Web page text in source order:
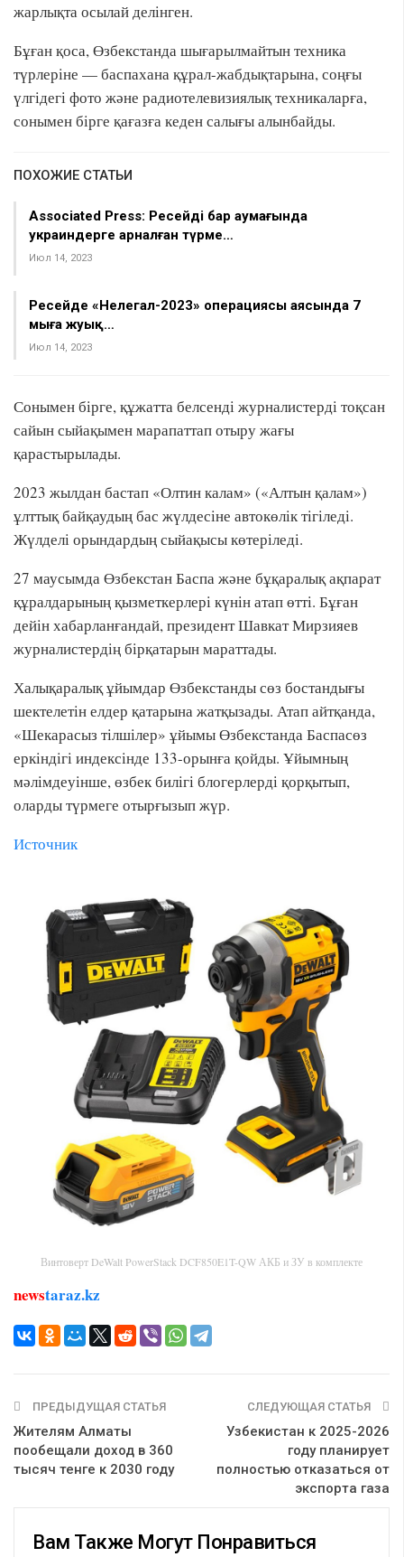
жарлықта осылай делінген.
Бұған қоса, Өзбекстанда шығарылмайтын техника
түрлеріне — баспахана құрал-жабдықтарына, соңғы
үлгідегі фото және радиотелевизиялық техникаларға,
сонымен бірге қағазға кеден салығы алынбайды.
ПОХОЖИЕ СТАТЬИ
Associated Press: Ресейдің бар аумағында
украиндерге арналған түрме…
Июл 14, 2023
Ресейде «Нелегал-2023» операциясы аясында 7
мыңға жуық…
Июл 14, 2023
Сонымен бірге, құжатта белсенді журналистерді тоқсан
сайын сыйақымен марапаттап отыру жағы
қарастырылады.
2023 жылдан бастап «Олтин калам» («Алтын қалам»)
ұлттық байқаудың бас жүлдесіне автокөлік тігіледі.
Жүлделі орындардың сыйақысы көтеріледі.
27 маусымда Өзбекстан Баспа және бұқаралық ақпарат
құралдарының қызметкерлері күнін атап өтті. Бұған
дейін хабарланғандай, президент Шавкат Мирзияев
журналистердің бірқатарын мараттады.
Халықаралық ұйымдар Өзбекстанды сөз бостандығы
шектелетін елдер қатарына жатқызады. Атап айтқанда,
«Шекарасыз тілшілер» ұйымы Өзбекстанда Баспасөз
еркіндігі индексінде 133-орынға қойды. Ұйымның
мәлімдеуінше, өзбек билігі блогерлерді қорқытып,
оларды түрмеге отырғызып жүр.
Источник
Винтоверт DeWalt PowerStack DCF850E1T-QW АКБ и ЗУ в комплекте
newstaraz.kz
ПРЕДЫДУЩАЯ СТАТЬЯ
Жителям Алматы
пообещали доход в 360
тысяч тенге к 2030 году
СЛЕДУЮЩАЯ СТАТЬЯ
Узбекистан к 2025-2026
году планирует
полностью отказаться от
экспорта газа
Вам Также Могут Понравиться